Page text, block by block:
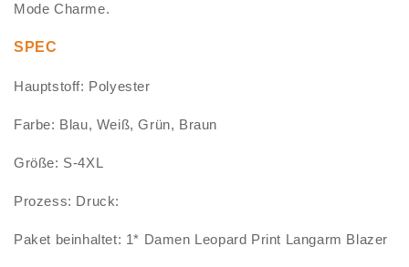
Mode Charme.
SPEC
Hauptstoff: Polyester
Farbe: Blau, Weiß, Grün, Braun
Größe: S-4XL
Prozess: Druck:
Paket beinhaltet: 1* Damen Leopard Print Langarm Blazer